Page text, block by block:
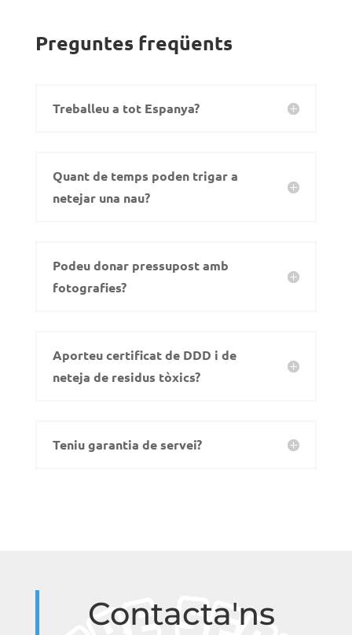
Preguntes freqüents
Treballeu a tot Espanya?
Quant de temps poden trigar a
netejar una nau?
Podeu donar pressupost amb
fotografies?
Aporteu certificat de DDD i de
neteja de residus tòxics?
Teniu garantia de servei?
Contacta'ns